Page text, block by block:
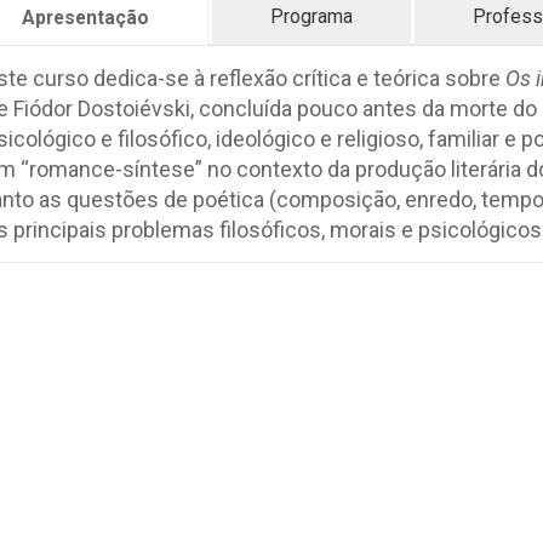
Apresentação Programa
curso dedica-se à reflexão crítica e teórica sobre Os
Fiódor Dostoiévski, concluída pouco antes da morte
e filosófico, ideológico e religioso, familiar e
“romance-síntese” no contexto da produção literária
as questões de poética (composição, enredo,
principais problemas filosóficos, morais e